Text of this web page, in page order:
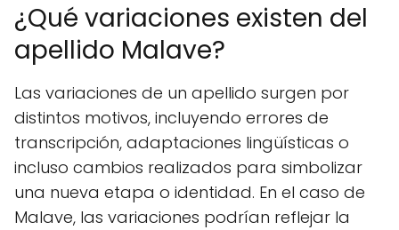
¿Qué variaciones existen del
apellido Malave?
Las variaciones de un apellido surgen por
distintos motivos, incluyendo errores de
transcripción, adaptaciones lingüísticas o
incluso cambios realizados para simbolizar
una nueva etapa o identidad. En el caso de
Malave, las variaciones podrían reflejar la